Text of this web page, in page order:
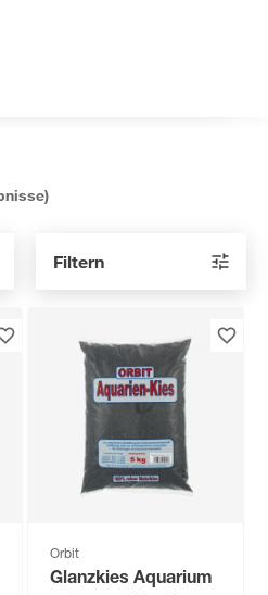
Filtern
Orbit
Glanzkies Aquarium